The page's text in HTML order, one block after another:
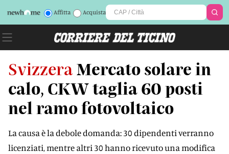
Affitta Acquista
Svizzera Mercato solare in
calo, CKW taglia 60 posti
nel ramo fotovoltaico
La causa è la debole domanda: 30 dipendenti verranno
licenziati, mentre altri 30 hanno ricevuto una modifica